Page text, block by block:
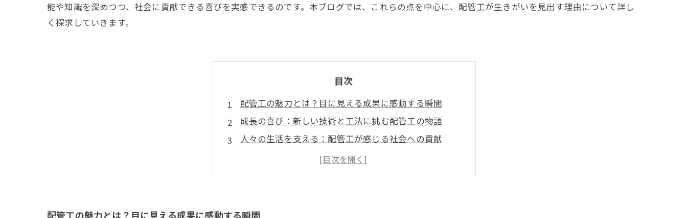
能や知識を深めつつ、社会に貢献できる喜びを実感できるのです。本ブログでは、これらの点を中心に、配管工が生きがいを見出す理由について詳し
く探求していきます。
目次
配管工の魅力とは？目に見える成果に感動する瞬間
成長の喜び：新しい技術と工法に挑む配管工の物語
人々の生活を支える：配管工が感じる社会への貢献
充実感と達成感を得る：配管工の仕事のやりがい
配管工のスキルを深める旅：日々の挑戦と学び
生きがいを見出した配管工たちの証言：働き続ける理由
配管工の魅力とは？目に見える成果に感動する瞬間